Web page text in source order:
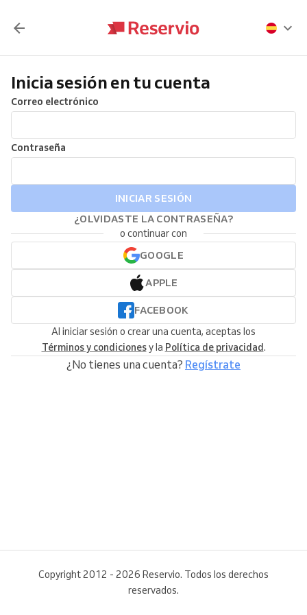
Inicia sesión en tu cuenta
Correo electrónico
Contraseña
INICIAR SESIÓN
¿OLVIDASTE LA CONTRASEÑA?
o continuar con
GOOGLE
APPLE
FACEBOOK
Al iniciar sesión o crear una cuenta, aceptas los
Términos y condicionesy la Política de privacidad.
¿No tienes una cuenta? Regístrate
Copyright 2012 - 2026 Reservio. Todos los derechos
reservados.